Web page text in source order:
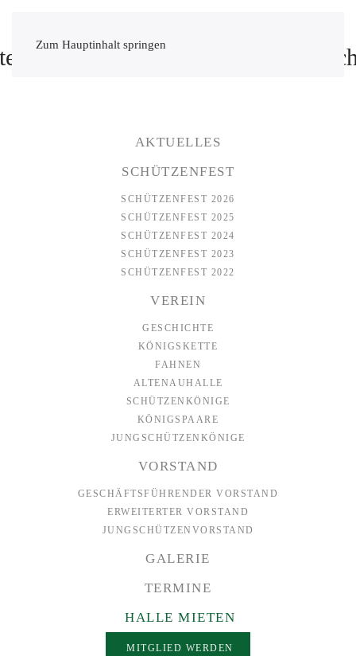
Zum Hauptinhalt springen
AKTUELLES
SCHÜTZENFEST
SCHÜTZENFEST 2026
SCHÜTZENFEST 2025
SCHÜTZENFEST 2024
SCHÜTZENFEST 2023
SCHÜTZENFEST 2022
VEREIN
GESCHICHTE
KÖNIGSKETTE
FAHNEN
ALTENAUHALLE
SCHÜTZENKÖNIGE
KÖNIGSPAARE
JUNGSCHÜTZENKÖNIGE
VORSTAND
GESCHÄFTSFÜHRENDER VORSTAND
ERWEITERTER VORSTAND
JUNGSCHÜTZENVORSTAND
GALERIE
TERMINE
HALLE MIETEN
MITGLIED WERDEN